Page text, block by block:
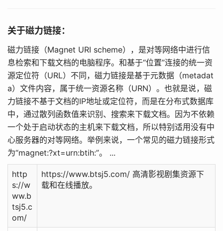
关于磁力链接：
磁力链接（Magnet URI scheme），是对等网络中进行信
息检索和下载文档的电脑程序。和基于“位置”连接的统一资
源定位符（URL）不同，磁力链接是基于元数据（metadat
a）文件内容，属于统一资源名称（URN）。也就是说，磁
力链接不基于文档的IP地址或定位符，而是在分布式数据库
中，通过散列函数值来识别、搜索来下载文档。因为不依赖
一个处于启动状态的主机来下载文档，所以特别适用没有中
心服务器的对等网络。举例来说，一个常见的磁力链接形式
为“magnet:?xt=urn:btih:”。 ...
http
s://w
ww.b
tsj5.c
om/
https://www.btsj5.com/ 高清影视剧集资源下
载和在线播放。